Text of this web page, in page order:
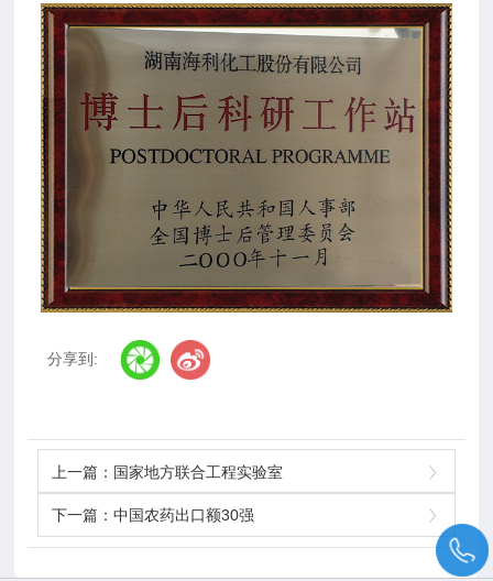
分享到:
上一篇： 国家地方联合工程实验室
下一篇：中国农药出口额30强